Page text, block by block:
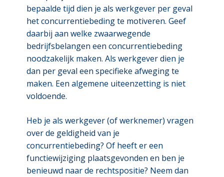
bepaalde tijd dien je als werkgever per geval
het concurrentiebeding te motiveren. Geef
daarbij aan welke zwaarwegende
bedrijfsbelangen een concurrentiebeding
noodzakelijk maken. Als werkgever dien je
dan per geval een specifieke afweging te
maken. Een algemene uiteenzetting is niet
voldoende.
Heb je als werkgever (of werknemer) vragen
over de geldigheid van je
concurrentiebeding? Of heeft er een
functiewijziging plaatsgevonden en ben je
benieuwd naar de rechtspositie? Neem dan